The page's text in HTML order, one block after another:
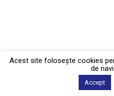
Acest site foloseşte cookies
de
Accept